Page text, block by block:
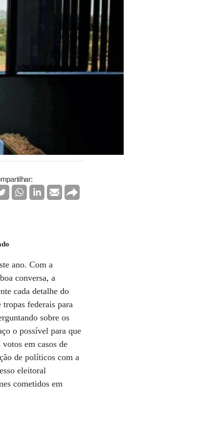
ano. Com a
conversa, a
cada detalhe do
federais para
sobre os
o possível para que
em casos de
de políticos com a
eleitoral
cometidos em